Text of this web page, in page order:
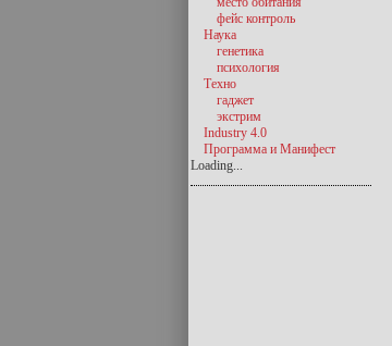
фейс контроль
Наука
генетика
психология
Техно
гаджет
экстрим
Industry 4.0
Программа и Манифест
Loading...